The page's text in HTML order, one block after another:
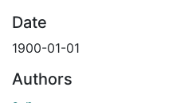
Date
1900-01-01
Authors